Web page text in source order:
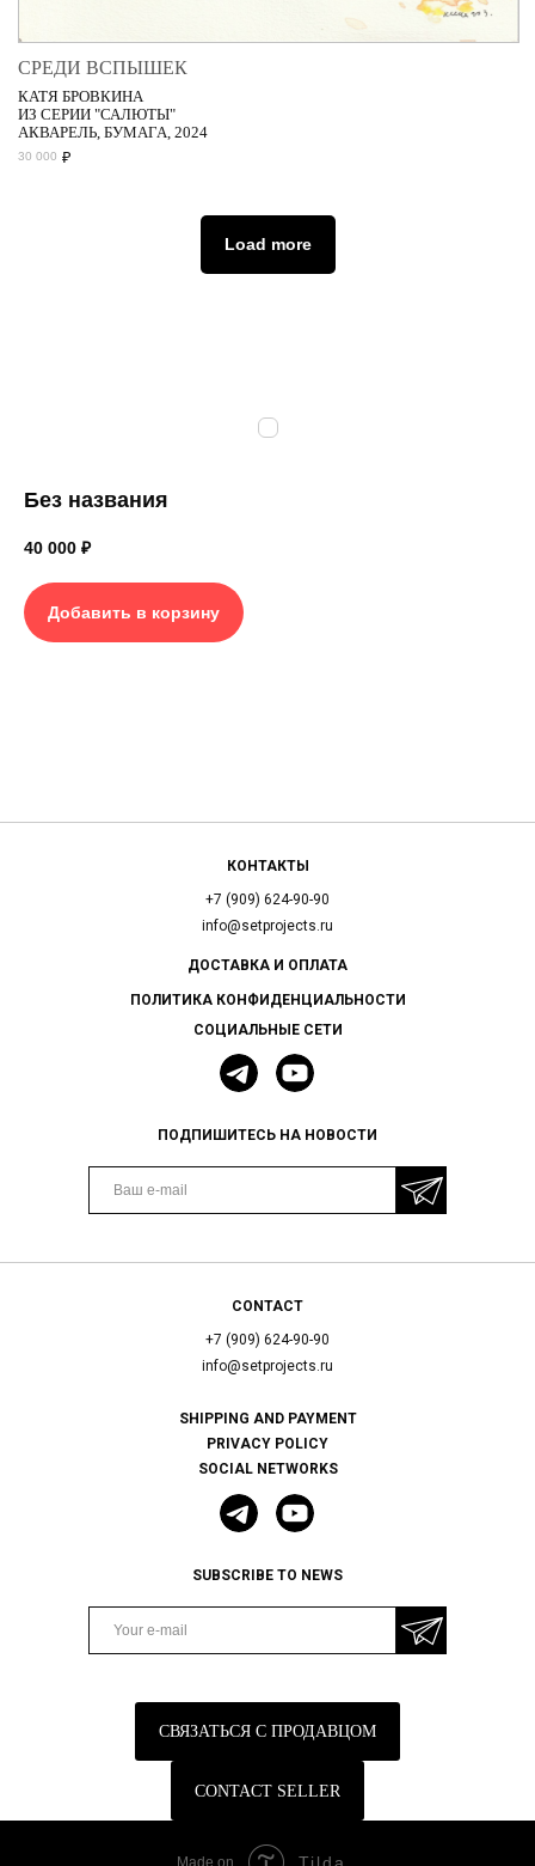
СРЕДИ ВСПЫШЕК
КАТЯ БРОВКИНА
ИЗ СЕРИИ "САЛЮТЫ"
АКВАРЕЛЬ, БУМАГА, 2024
30 000 ₽
Load more
Без названия
40 000 ₽
Добавить в корзину
КОНТАКТЫ
+7 (909) 624-90-90
info@setprojects.ru
СОЦИАЛЬНЫЕ СЕТИ
ПОДПИШИТЕСЬ НА НОВОСТИ
ДОСТАВКА И ОПЛАТА
ПОЛИТИКА КОНФИДЕНЦИАЛЬНОСТИ
CONTACT
+7 (909) 624-90-90
info@setprojects.ru
SOCIAL NETWORKS
SUBSCRIBE TO NEWS
SHIPPING AND PAYMENT
PRIVACY POLICY
СВЯЗАТЬСЯ С ПРОДАВЦОМ
CONTACT SELLER
Made on Tilda